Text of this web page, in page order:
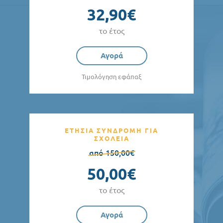
32,90€
το έτος
Αγορά
Τιμολόγηση εφάπαξ
ΕΤΗΣΙΑ ΣΥΝΔΡΟΜΗ ΓΙΑ
ΣΧΟΛΕΙΑ
από 150,00€
50,00€
το έτος
Αγορά